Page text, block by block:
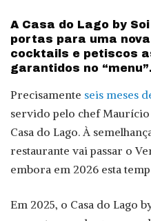
A Casa do Lago by
portas para uma
cocktails e petiscos
garantidos no
Precisamente seis meses
servido pelo chef Maurício
Casa do Lago. À
restaurante vai passar o
embora em 2026 esta
Em 2025, o Casa do Lago